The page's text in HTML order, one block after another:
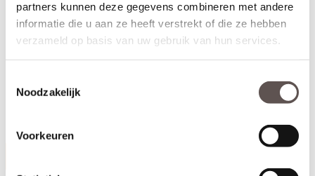
partners kunnen deze gegevens combineren met andere
informatie die u aan ze heeft verstrekt of die ze hebben
verzameld op basis van uw gebruik van hun services.
Noodzakelijk
Voorkeuren
Inhoud van de set
Deze Svedex Flow deurkrukset bestaat uit:
+ Bronzen deurkruk met veersysteem (twee zijden)
+ Universele bouten en montagemateriaal voor een snelle